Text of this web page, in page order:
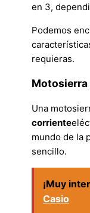
en 3,
Podemos
requieras.
Una
corriente
mundo de la
sencillo.
¡Muy
Casio